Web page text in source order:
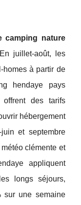
camping nature
juillet-août, les
homes à partir de
hendaye pays
offrent des tarifs
hébergement
et septembre
clémente et
appliquent
longs séjours,
sur une semaine